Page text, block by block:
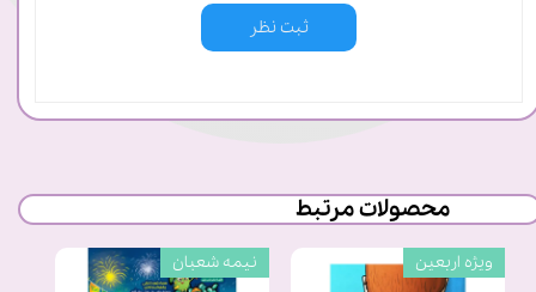
ثبت نظر
محصولات مرتبط
نیمه شعبان ویژه اربعین